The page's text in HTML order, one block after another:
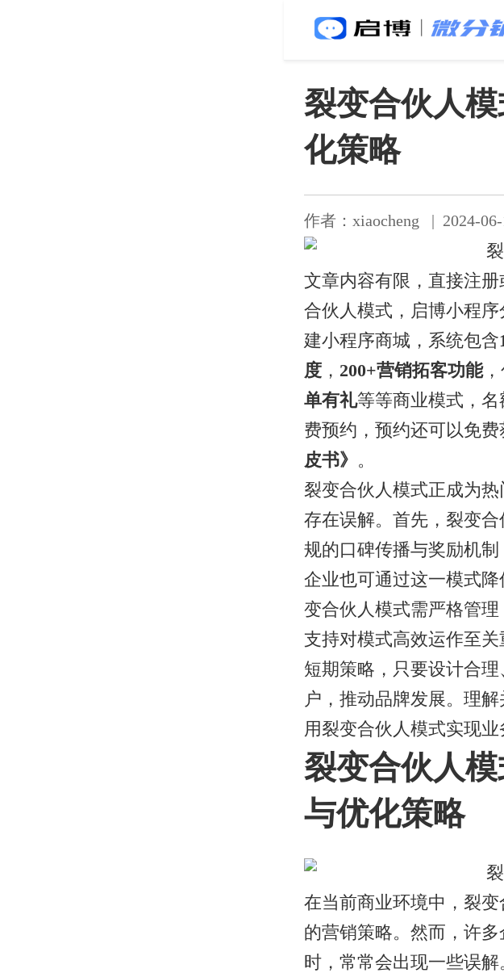
裂变合伙人
化策略
作者：xiaocheng | 2024-06-
文章内容有限，直接注
合伙人模式，启博小程
建小程序商城，系统包含
度 ， 200+营销拓客功能
单有礼等等商业模式，
费预约，预约还可以免费
皮书》 。
裂变合伙人模式正成为
存在误解。首先，裂变
规的口碑传播与奖励机
企业也可通过这一模式
变合伙人模式需严格管
支持对模式高效运作至
短期策略，只要设计合
户，推动品牌发展。理
用裂变合伙人模式实现业
裂变合伙人
与优化策略
在当前商业环境中，裂
的营销策略。然而，许
时，常常会出现一些误